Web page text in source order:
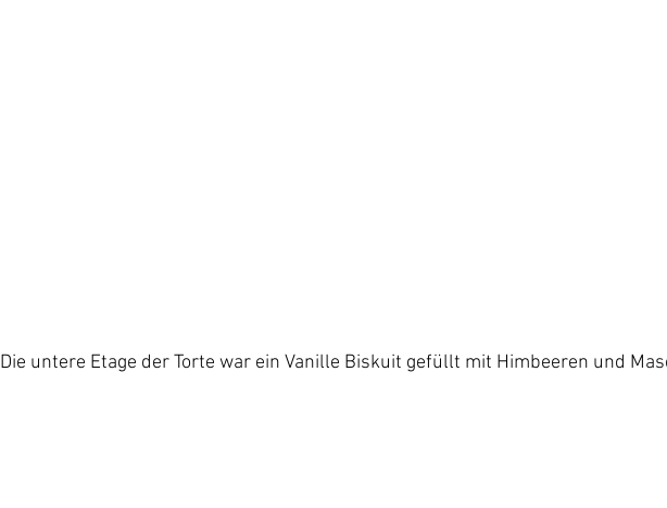
Die untere Etage der Torte war ein Vanille Biskuit gefüllt mit Himbeeren und